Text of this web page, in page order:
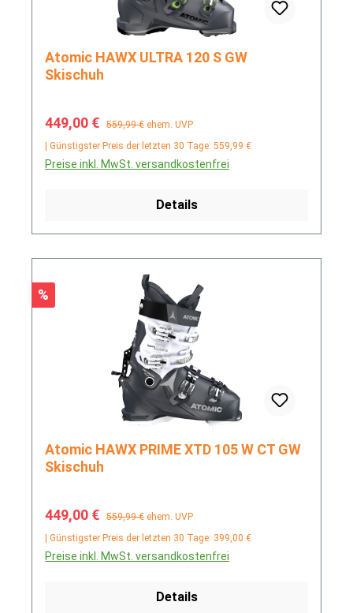
Atomic HAWX ULTRA 120 S GW
Skischuh
Verkaufspreis:
449,00 € Regulärer Preis:
559,99 € ehem. UVP
| Günstigster Preis der letzten 30 Tage: 559,99 €
Preise inkl. MwSt. versandkostenfrei
Details
Rabatt
%
Atomic HAWX PRIME XTD 105 W CT GW
Skischuh
Verkaufspreis:
449,00 € Regulärer Preis:
559,99 € ehem. UVP
| Günstigster Preis der letzten 30 Tage: 399,00 €
Preise inkl. MwSt. versandkostenfrei
Details